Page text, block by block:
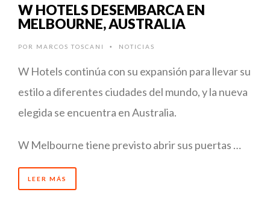
W HOTELS DESEMBARCA EN
MELBOURNE, AUSTRALIA
POR MARCOS TOSCANI • NOTICIAS
W Hotels continúa con su expansión para llevar su
estilo a diferentes ciudades del mundo, y la nueva
elegida se encuentra en Australia.
W Melbourne tiene previsto abrir sus puertas …
LEER MÁS